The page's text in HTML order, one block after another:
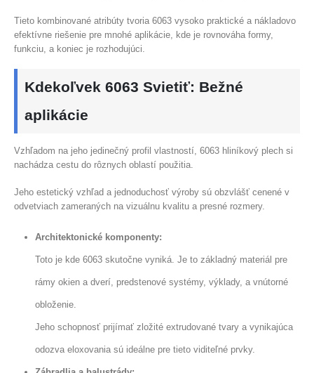
Tieto kombinované atribúty tvoria 6063 vysoko praktické a nákladovo
efektívne riešenie pre mnohé aplikácie, kde je rovnováha formy,
funkciu, a koniec je rozhodujúci.
Kdekoľvek 6063 Svietiť: Bežné
aplikácie
Vzhľadom na jeho jedinečný profil vlastností, 6063 hliníkový plech si
nachádza cestu do rôznych oblastí použitia.
Jeho estetický vzhľad a jednoduchosť výroby sú obzvlášť cenené v
odvetviach zameraných na vizuálnu kvalitu a presné rozmery.
Architektonické komponenty:
Toto je kde 6063 skutočne vyniká. Je to základný materiál pre
rámy okien a dverí, predstenové systémy, výklady, a vnútorné
obloženie.
Jeho schopnosť prijímať zložité extrudované tvary a vynikajúca
odozva eloxovania sú ideálne pre tieto viditeľné prvky.